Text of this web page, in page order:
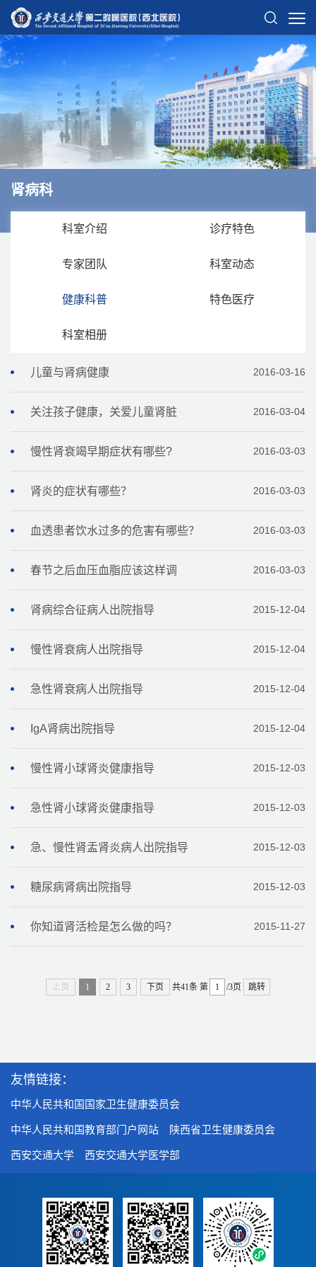
肾病科
科室介绍 诊疗特色
专家团队 科室动态
健康科普 特色医疗
科室相册
儿童与肾病健康 2016-03-16
关注孩子健康，关爱儿童肾脏 2016-03-04
慢性肾衰竭早期症状有哪些? 2016-03-03
肾炎的症状有哪些？ 2016-03-03
血透患者饮水过多的危害有哪些？ 2016-03-03
春节之后血压血脂应该这样调 2016-03-03
肾病综合征病人出院指导 2015-12-04
慢性肾衰病人出院指导 2015-12-04
急性肾衰病人出院指导 2015-12-04
IgA肾病出院指导 2015-12-04
慢性肾小球肾炎健康指导 2015-12-03
急性肾小球肾炎健康指导 2015-12-03
急、慢性肾盂肾炎病人出院指导 2015-12-03
糖尿病肾病出院指导 2015-12-03
你知道肾活检是怎么做的吗？ 2015-11-27
上页 1 2 3 下页 共41条 第 /3页 跳转
友情链接：
中华人民共和国国家卫生健康委员会
中华人民共和国教育部门户网站 陕西省卫生健康委员会
西安交通大学 西安交通大学医学部